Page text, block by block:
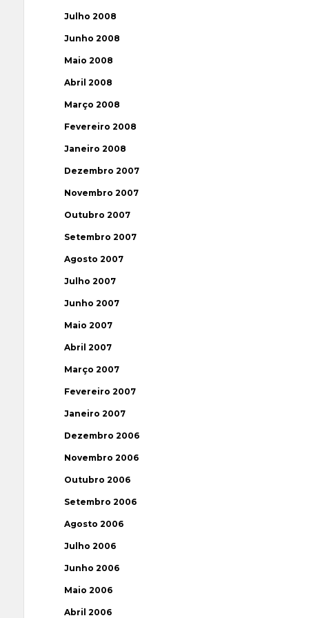
Julho 2008
Junho 2008
Maio 2008
Abril 2008
Março 2008
Fevereiro 2008
Janeiro 2008
Dezembro 2007
Novembro 2007
Outubro 2007
Setembro 2007
Agosto 2007
Julho 2007
Junho 2007
Maio 2007
Abril 2007
Março 2007
Fevereiro 2007
Janeiro 2007
Dezembro 2006
Novembro 2006
Outubro 2006
Setembro 2006
Agosto 2006
Julho 2006
Junho 2006
Maio 2006
Abril 2006